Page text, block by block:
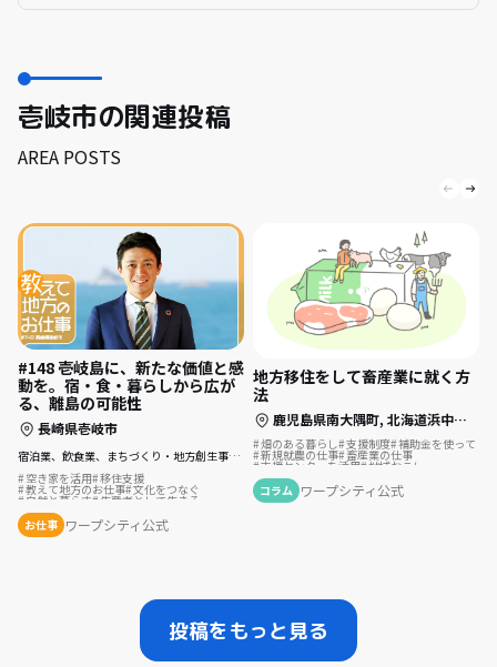
壱岐市の関連投稿
AREA POSTS
#148 壱岐島に、新たな価値と感
動を。宿・食・暮らしから広が
る、離島の可能性
長崎県壱岐市
宿泊業、飲食業、まちづくり・地方創生事業、コンサルティング業
空き家を活用 移住支援
教えて地方のお仕事 文化をつなぐ
自然と暮らす 生産者として生きる
スローな暮らし
歴史をつむぐ 島暮らし
リノベーション・リフォームして
お仕事 ワープシティ公式
地方移住をして畜産業に就く方
法
鹿児島県南大隅町, 北海道浜中町,
畑のある暮らし 支援制度 補助金を使って
新規就農の仕事 畜産業の仕事
支援センターを活用 地域おこし
生産者として生きる
地域おこし協力隊 ふるさとで暮らす
島暮らし 漁師の仕事 酪農の仕事
コラム ワープシティ公式
投稿をもっと見る